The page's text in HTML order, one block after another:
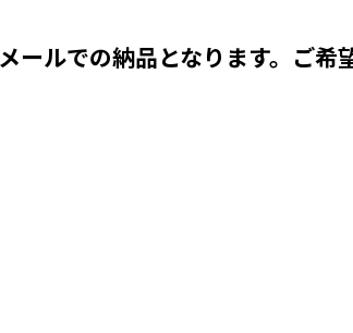
ールでの納品となります。ご希